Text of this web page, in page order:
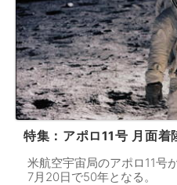
特集：アポロ11号 月面着
米航空宇宙局のアポロ11号
7月20日で50年となる。